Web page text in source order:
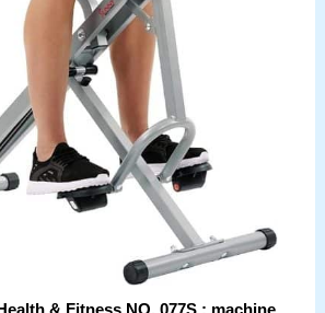
& Fitness NO. 077S : machine